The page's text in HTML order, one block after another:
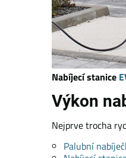
Nabíjecí stanice
Výkon
Nejprve trocha
Palubní